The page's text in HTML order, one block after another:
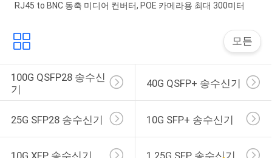
RJ45 to BNC 동축 미디어 컨버터, POE 카메라용 최대 300미터
모든
100G QSFP28 송수신
기
40G QSFP+ 송수신기
25G SFP28 송수신기 10G SFP+ 송수신기